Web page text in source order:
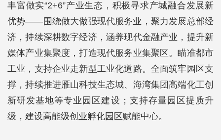
丰富做实“2+6”产业生态，积极寻求产城融合发展新
优势——围绕做大做强现代服务业，聚力发展总部经
济，持续深耕数字经济，涵养现代金融产业，提升新
媒体产业集聚度，打造现代服务业集聚区。瞄准都市
工业，支持企业走新型工业化道路。全面筑牢园区支
撑，持续推进雁山科技生态城、海湾集团高端化工创
新研发基地等专业园区建设；支持存量园区提质升
级，建设高能级创业孵化园区赋能中心。